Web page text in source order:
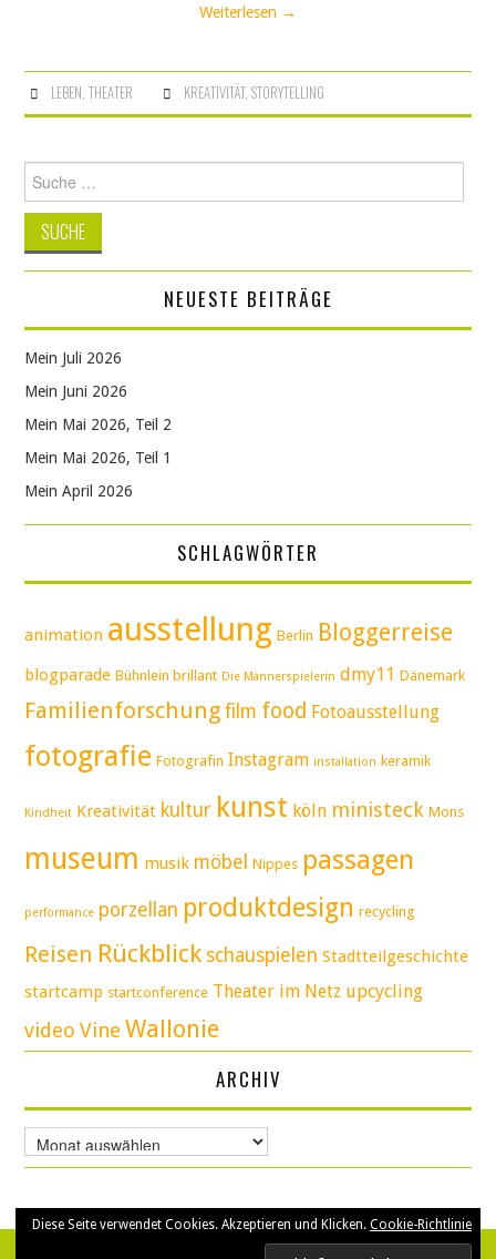
Weiterlesen →
LEBEN THEATER KREATIVITÄT, STORYTELLING
nach:
NEUESTE BEITRÄGE
Mein Juli 2026
Mein Juni 2026
Mein Mai 2026, Teil 2
Mein Mai 2026, Teil 1
Mein April 2026
SCHLAGWÖRTER
animation ausstellung Berlin Bloggerreise
blogparade Bühnlein brillant Die Männerspielerin dmy11 Dänemark
Familienforschung film food Fotoausstellung
fotografie Fotografin Instagram installation keramik
Kindheit Kreativität kultur kunst köln ministeck Mons
museum musik möbel Nippes passagen
performance porzellan produktdesign recycling
Reisen Rückblick schauspielen Stadtteilgeschichte
startcamp startconference Theater im Netz upcycling
video Vine Wallonie
ARCHIV
Archiv
Diese Seite verwendet Cookies. Akzeptieren und Klicken. Cookie-Richtlinie